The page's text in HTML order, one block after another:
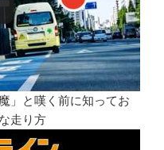
」と嘆く前に知ってお
走り方